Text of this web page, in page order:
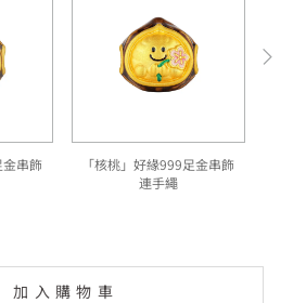
金串飾
「核桃」好緣999足金串飾
連手繩
加入購物車